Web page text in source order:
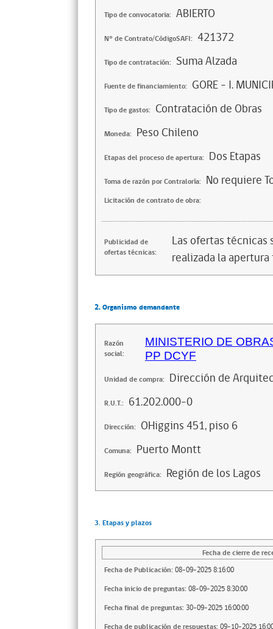
Tipo de convocatoria: ABIERTO
N° de Contrato/CódigoSAFI: 421372
Tipo de contratación: Suma Alzada
Fuente de financiamiento: GORE - I.
Tipo de gastos: Contratación de Obras
Moneda: Peso Chileno
Etapas del proceso de apertura: Dos Etapas
Toma de razón por Contraloría: No requiere
Licitación de contrato de obra:
Publicidad de
ofertas técnicas:
Las ofertas
realizada la
2. Organismo demandante
Razón
social:
MINISTERIO DE
PP DCYF
Unidad de compra: Dirección de
R.U.T.: 61.202.000-0
Dirección: OHiggins 451, piso 6
Comuna: Puerto Montt
Región geográfica: Región de los Lagos
3. Etapas y plazos
Fecha de cierre de
Fecha de Publicación: 08-09-2025 8:16:00
Fecha inicio de preguntas: 08-09-2025 8:30:00
Fecha final de preguntas: 30-09-2025 16:00:00
Fecha de publicación de respuestas: 09-10-2025